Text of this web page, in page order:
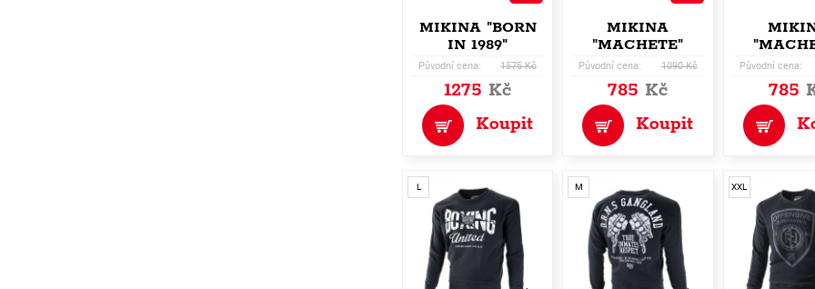
MIKINA "BORN
IN 1989"
Původní cena: 1575 Kč
1275 Kč
Koupit
MIKINA
"MACHETE"
Původní cena: 1090 Kč
785 Kč
Koupit
Původní cena:
785
L M XXL